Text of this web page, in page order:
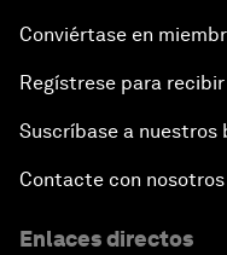
Conviértase en
Regístrese para
Suscríbase a nuestros
Contacte con nosotros
Enlaces directos